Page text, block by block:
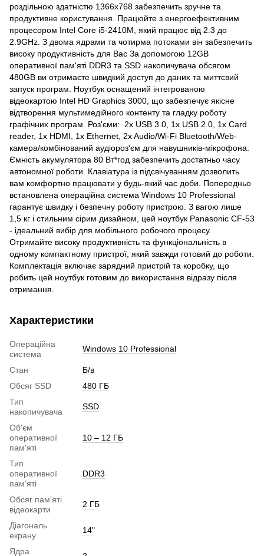
роздільною здатністю 1366x768 забезпечить зручне та
продуктивне користування. Працюйте з енергоефективним
процесором Intel Core i5-2410М, який працює від 2.3 до
2.9GHz. З двома ядрами та чотирма потоками він забезпечить
високу продуктивність для Вас За допомогою 12GB
оперативної пам'яті DDR3 та SSD накопичувача обсягом
480GB ви отримаєте швидкий доступ до даних та миттєвий
запуск програм. Ноутбук оснащений інтегрованою
відеокартою Intel HD Graphics 3000, що забезпечує якісне
відтворення мультимедійного контенту та гладку роботу
графічних програм. Роз'єми: 2x USB 3.0, 1x USB 2.0, 1x Card
reader, 1x HDMI, 1x Ethernet, 2x Audio/Wi-Fi Bluetooth/Web-
камера/комбінований аудіороз'єм для навушників-мікрофона.
Ємність акумулятора 80 Вт*год забезпечить достатньо часу
автономної роботи. Клавіатура із підсвічуванням дозволить
вам комфортно працювати у будь-який час доби. Попередньо
встановлена операційна система Windows 10 Professional
гарантує швидку і безпечну роботу пристрою. З вагою лише
1,5 кг і стильним сірим дизайном, цей ноутбук Panasonic CF-53
- ідеальний вибір для мобільного робочого процесу.
Отримайте високу продуктивність та функціональність в
одному компактному пристрої, який завжди готовий до роботи.
Комплектація включає зарядний пристрій та коробку, що
робить цей ноутбук готовим до використання відразу після
отримання.
Характеристики
Операційна
система
Windows 10 Professional
Стан
Б/в
Обсяг SSD
480 ГБ
Тип
накопичувача
SSD
Об'єм
оперативної
пам'яті
10 – 12 ГБ
Тип
оперативної
пам'яті
DDR3
Обсяг пам'яті
відеокарти
2 ГБ
Діагональ
екрану
14"
Ядра